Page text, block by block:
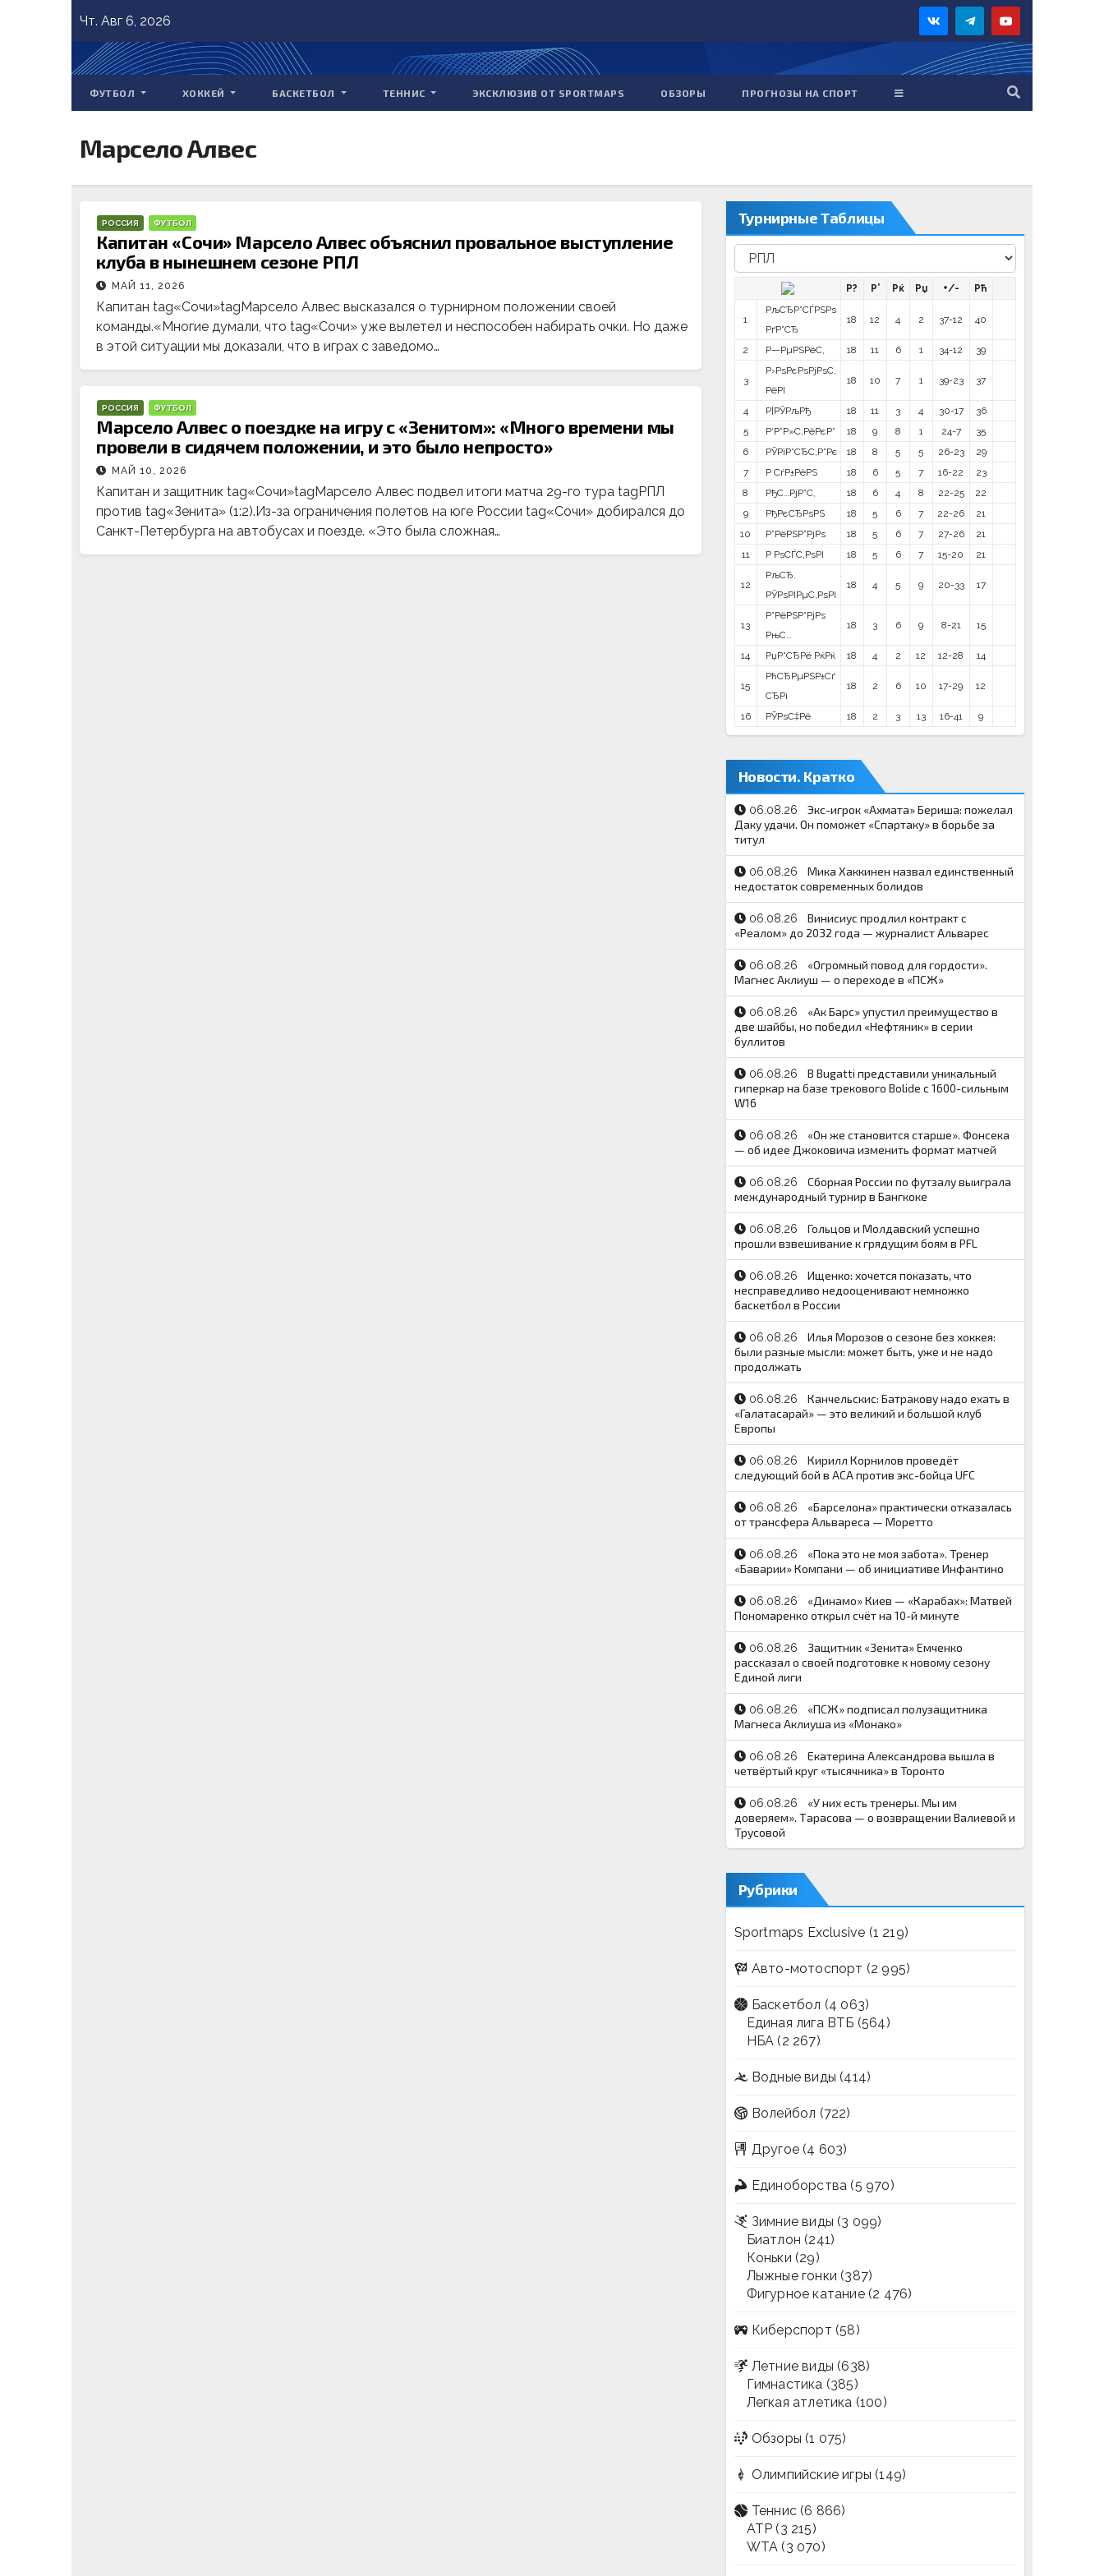
content
Чт. Авг 6, 2026
ФУТБОЛ ХОККЕЙ БАСКЕТБОЛ ТЕННИС ЭКСКЛЮЗИВ ОТ SPORTMAPS ОБЗОРЫ ПРОГНОЗЫ НА СПОРТ
Марсело Алвес
РОССИЯ ФУТБОЛ
Капитан «Сочи» Марсело Алвес объяснил провальное выступление
клуба в нынешнем сезоне РПЛ
МАЙ 11, 2026
Капитан tag«Сочи»tagМарсело Алвес высказался о турнирном положении своей
команды.«Многие думали, что tag«Сочи» уже вылетел и неспособен набирать очки. Но даже
в этой ситуации мы доказали, что в играх с заведомо…
РОССИЯ ФУТБОЛ
Марсело Алвес о поездке на игру с «Зенитом»: «Много времени мы
провели в сидячем положении, и это было непросто»
МАЙ 10, 2026
Капитан и защитник tag«Сочи»tagМарсело Алвес подвел итоги матча 29-го тура tagРПЛ
против tag«Зенита» (1:2).Из-за ограничения полетов на юге России tag«Сочи» добирался до
Санкт-Петербурга на автобусах и поезде. «Это была сложная…
Турнирные Таблицы
Р? Р’ Рќ Рџ +/- Рћ
1
РљСЂР°СЃРЅРѕ
РґР°СЂ
18 12 4 2 37-12 40
2 Р—РµРЅРёС‚ 18 11 6 1 34-12 39
3
Р›РѕРєРѕРјРѕС‚
РёРІ
18 10 7 1 39-23 37
4 Р¦РЎРљРђ 18 11 3 4 30-17
36
5
Р‘Р°Р»С‚РёРєР° 18 9 8 1 24-7
35
6
РЎРїР°СЂС‚Р°Рє 18 8 5 5 26-23
29
7
Р СѓР±РёРЅ 18 6 5 7 16-22
23
8
РђС…РјР°С‚ 18 6 4 8 22-25
22
9
РђРєСЂРѕРЅ 18 5 6 7 22-26
21
10
Р”РёРЅР°РјРѕ 18 5 6 7 27-26
21
11
Р РѕСЃС‚РѕРІ 18 5 6 7 15-20 21
12
РљСЂ.
РЎРѕРІРµС‚РѕРІ
18 4 5 9 20-33 17
13
Р”РёРЅР°РјРѕ
РњС…
18 3 6 9 8-21 15
14 РџР°СЂРё РќРќ 18 4 2 12 12-28 14
15
РћСЂРµРЅР±Сѓ
СЂРі
18 2 6 10 17-29 12
16 РЎРѕС‡Рё 18 2 3 13 16-41 9
Новости. Кратко
06.08.26
Экс-игрок «Ахмата» Бериша: пожелал
Даку удачи. Он поможет «Спартаку» в борьбе за
титул
06.08.26
Мика Хаккинен назвал единственный
недостаток современных болидов
06.08.26
Винисиус продлил контракт с
«Реалом» до 2032 года — журналист Альварес
06.08.26
«Огромный повод для гордости».
Магнес Аклиуш — о переходе в «ПСЖ»
06.08.26
«Ак Барс» упустил преимущество в
две шайбы, но победил «Нефтяник» в серии
буллитов
06.08.26
В Bugatti представили уникальный
гиперкар на базе трекового Bolide с 1600-сильным
W16
06.08.26
«Он же становится старше». Фонсека
— об идее Джоковича изменить формат матчей
06.08.26
Сборная России по футзалу выиграла
международный турнир в Бангкоке
06.08.26
Гольцов и Молдавский успешно
прошли взвешивание к грядущим боям в PFL
06.08.26
Ищенко: хочется показать, что
несправедливо недооценивают немножко
баскетбол в России
06.08.26
Илья Морозов о сезоне без хоккея:
были разные мысли: может быть, уже и не надо
продолжать
06.08.26
Канчельскис: Батракову надо ехать в
«Галатасарай» — это великий и большой клуб
Европы
06.08.26
Кирилл Корнилов проведёт
следующий бой в АСА против экс-бойца UFC
06.08.26
«Барселона» практически отказалась
от трансфера Альвареса — Моретто
06.08.26
«Пока это не моя забота». Тренер
«Баварии» Компани — об инициативе Инфантино
06.08.26
«Динамо» Киев — «Карабах»: Матвей
Пономаренко открыл счёт на 10-й минуте
06.08.26
Защитник «Зенита» Емченко
рассказал о своей подготовке к новому сезону
Единой лиги
06.08.26
«ПСЖ» подписал полузащитника
Магнеса Аклиуша из «Монако»
06.08.26
Екатерина Александрова вышла в
четвёртый круг «тысячника» в Торонто
06.08.26
«У них есть тренеры. Мы им
доверяем». Тарасова — о возвращении Валиевой и
Трусовой
Рубрики
Sportmaps Exclusive (1 219)
Авто-мотоспорт (2 995)
Баскетбол (4 063)
Единая лига ВТБ (564)
НБА (2 267)
Водные виды (414)
Волейбол (722)
Другое (4 603)
Единоборства (5 970)
Зимние виды (3 099)
Биатлон (241)
Коньки (29)
Лыжные гонки (387)
Фигурное катание(2 476)
Киберспорт (58)
Летние виды (638)
Гимнастика (385)
Легкая атлетика (100)
Обзоры (1 075)
Олимпийские игры (149)
Теннис (6 866)
ATP (3 215)
WTA (3 070)